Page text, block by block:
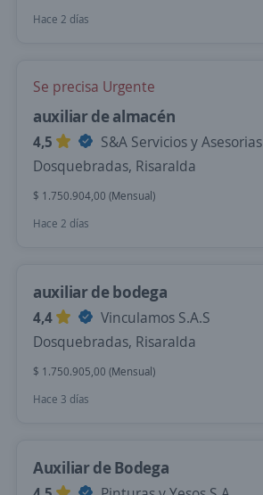
Hace 2 días
Se precisa Urgente
auxiliar de almacén
4,5
S&A Servicios y Asesorias
Dosquebradas, Risaralda
$ 1.750.904,00 (Mensual)
Hace 2 días
auxiliar de bodega
4,4
Vinculamos S.A.S
Dosquebradas, Risaralda
$ 1.750.905,00 (Mensual)
Hace 3 días
Auxiliar de Bodega